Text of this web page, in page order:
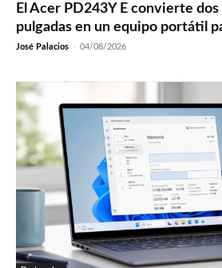
El Acer PD243Y E convierte
pulgadas en un equipo portátil
José Palacios - 04/08/2026